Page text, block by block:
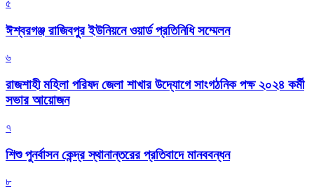
৫
ঈশ্বরগঞ্জ রাজিবপুর ইউনিয়নে ওয়ার্ড প্রতিনিধি সম্মেলন
৬
রাজশাহী মহিলা পরিষদ জেলা শাখার উদ্যোগে সাংগঠনিক পক্ষ ২০২৪ কর্মী
সভার আয়োজন
৭
শিশু পুনর্বাসন কেন্দ্র স্থানান্তরের প্রতিবাদে মানববন্ধন
৮